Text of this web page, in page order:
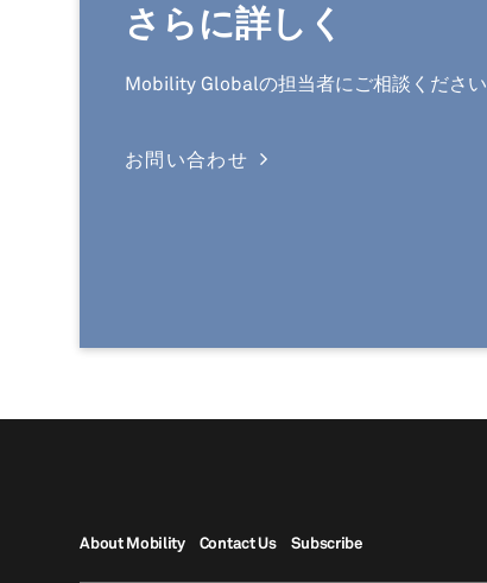
さらに詳しく
Mobility Globalの担当者にご相談ください
お問い合わせ
About Mobility Contact Us Subscribe